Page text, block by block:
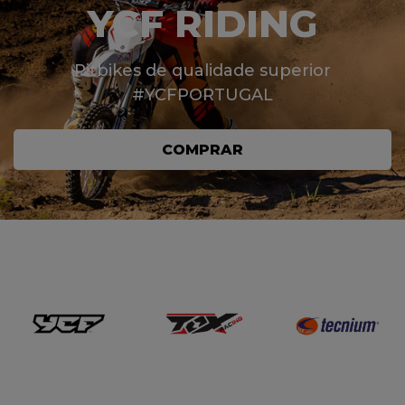
YCF RIDING
Pitbikes de qualidade superior
#YCFPORTUGAL
COMPRAR